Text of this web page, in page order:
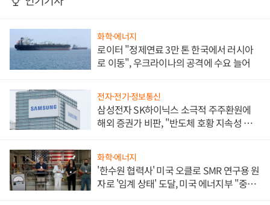
화학·에너지
로이터 "정제연료 3만 톤 한국에서 러시아
로 이동", 우크라이나의 공격에 수요 늘어
전자·전기·정보통신
삼성전자 SK하이닉스 소극적 주주환원에
해외 증권가 비판, "반도체 호황 지속성 의
화학·에너지
'한수원 협력사' 미국 오클로 SMR 연구용 원
자로 '임계 상태' 도달, 미국 에너지부 "중요